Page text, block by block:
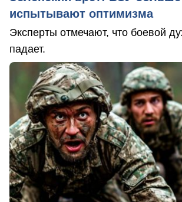
испытывают оптимизма
Эксперты отмечают, что боевой
падает.